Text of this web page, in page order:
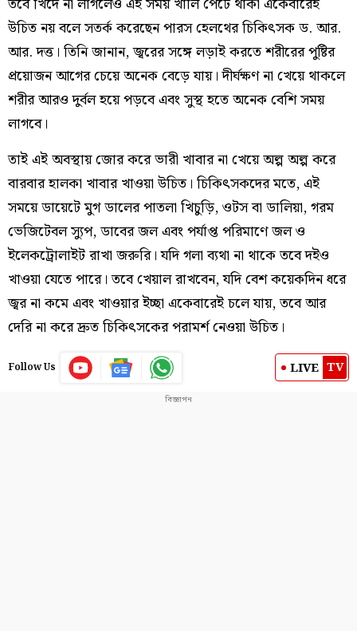
উচিত নয় বলে সতর্ক করেছেন পারস হেলথের চিকিৎসক ড. আর.
আর. দত্ত। তিনি জানান, জ্বরের সঙ্গে লড়াই করতে শরীরের পুষ্টির
প্রয়োজন আগের চেয়ে অনেক বেড়ে যায়। দীর্ঘক্ষণ না খেয়ে থাকলে
শরীর আরও দুর্বল হয়ে পড়বে এবং সুস্থ হতে অনেক বেশি সময়
লাগবে।
তাই এই অবস্থায় জোর করে ভারী খাবার না খেয়ে অল্প অল্প করে
বারবার হালকা খাবার খাওয়া উচিত। চিকিৎসকদের মতে, এই
সময়ে ডায়েটে মুগ ডালের পাতলা খিচুড়ি, ওটস বা ডালিয়া, গরম
ভেজিটেবল স্যুপ, ডাবের জল এবং পর্যাপ্ত পরিমাণে জল ও
ইলেকট্রোলাইট রাখা জরুরি। যদি গলা ব্যথা না থাকে তবে দইও
খাওয়া যেতে পারে। তবে খেয়াল রাখবেন, যদি বেশ কয়েকদিন ধরে
জ্বর না কমে এবং খাওয়ার ইচ্ছা একেবারেই চলে যায়, তবে আর
দেরি না করে দ্রুত চিকিৎসকের পরামর্শ নেওয়া উচিত।
Follow Us LIVE TV